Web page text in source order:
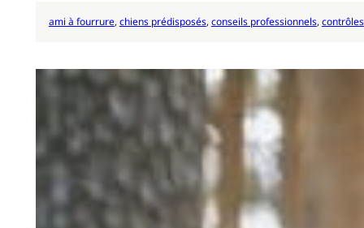
ami à fourrure, chiens prédisposés, conseils professionnels, contrôles